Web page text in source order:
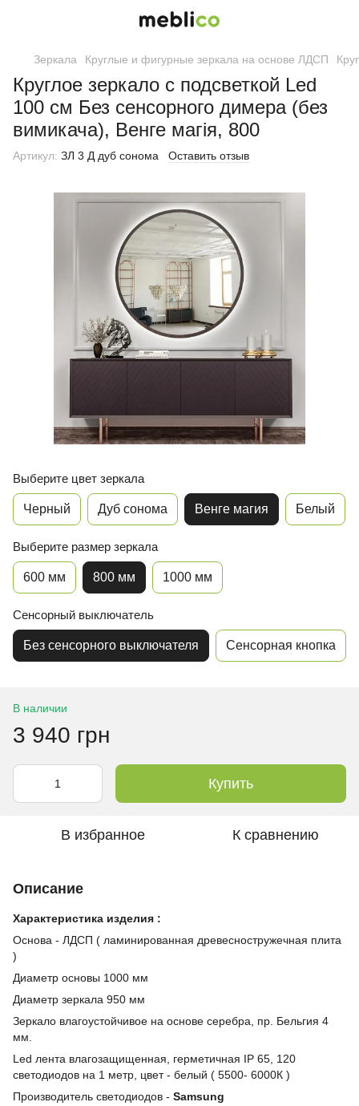
Зеркала Круглые и фигурные зеркала на основе ЛДСП
Круглое зеркало с подсветкой Led
100 см Без сенсорного димера (без
вимикача), Венге магія, 800
Артикул: ЗЛ 3 Д дуб сонома Оставить отзыв
Выберите цвет зеркала
Черный Дуб сонома Венге магия Белый
Выберите размер зеркала
600 мм 800 мм 1000 мм
Сенсорный выключатель
Без сенсорного выключателя Сенсорная кнопка
В наличии
3 940 грн
Купить
В избранное К сравнению
Описание
Характеристика изделия :
Основа - ЛДСП ( ламинированная древесностружечная плита
)
Диаметр основы 1000 мм
Диаметр зеркала 950 мм
Зеркало влагоустойчивое на основе серебра, пр. Бельгия 4
мм.
Led лента влагозащищенная, герметичная IP 65, 120
светодиодов на 1 метр, цвет - белый ( 5500- 6000К )
Производитель светодиодов - Samsung